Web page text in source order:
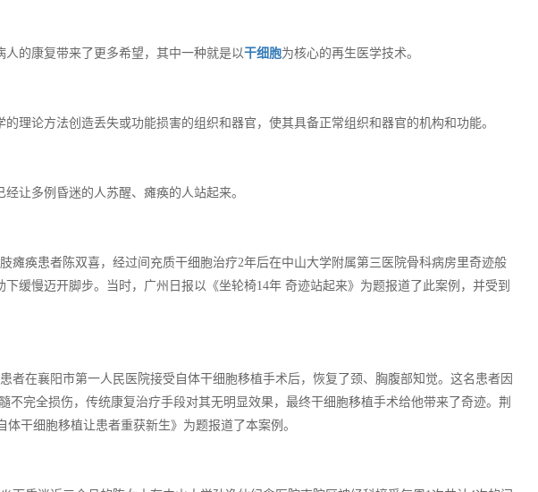
人的康复带来了更多希望，其中一种就是以干细胞为核心的再生医学技术。
理论方法创造丢失或功能损害的组织和器官，使其具备正常组织和器官的机构和功能。
让多例昏迷的人苏醒、瘫痪的人站起来。
瘫痪患者陈双喜，经过间充质干细胞治疗2年后在中山大学附属第三医院骨科病房里奇迹般
缓慢迈开脚步。当时，广州日报以《坐轮椅14年 奇迹站起来》为题报道了此案例，并受到
者在襄阳市第一人民医院接受自体干细胞移植手术后，恢复了颈、胸腹部知觉。这名患者因
不完全损伤，传统康复治疗手段对其无明显效果，最终干细胞移植手术给他带来了奇迹。荆
体干细胞移植让患者重获新生》为题报道了本案例。